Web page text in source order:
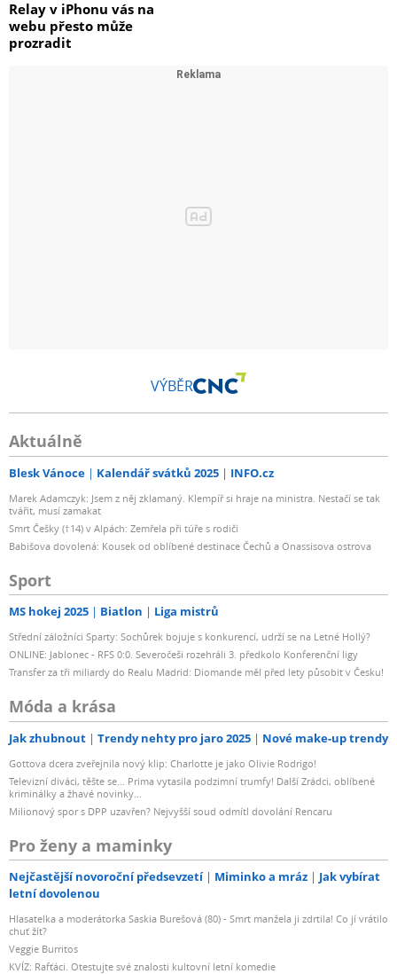
Relay v iPhonu vás na
webu přesto může
prozradit
VÝBĚR
Aktuálně
Blesk Vánoce Kalendář svátků 2025 INFO.cz
Marek Adamczyk: Jsem z něj zklamaný. Klempíř si hraje na ministra. Nestačí se tak
tvářit, musí zamakat
Smrt Češky (†14) v Alpách: Zemřela při túře s rodiči
Babišova dovolená: Kousek od oblíbené destinace Čechů a Onassisova ostrova
Sport
MS hokej 2025 Biatlon Liga mistrů
Střední záložníci Sparty: Sochůrek bojuje s konkurencí, udrží se na Letné Hollý?
ONLINE: Jablonec - RFS 0:0. Severočeši rozehráli 3. předkolo Konferenční ligy
Transfer za tři miliardy do Realu Madrid: Diomande měl před lety působit v Česku!
Móda a krása
Jak zhubnout Trendy nehty pro jaro 2025 Nové make-up trendy
Gottova dcera zveřejnila nový klip: Charlotte je jako Olivie Rodrigo!
Televizní diváci, těšte se... Prima vytasila podzimní trumfy! Další Zrádci, oblíbené
kriminálky a žhavé novinky...
Milionový spor s DPP uzavřen? Nejvyšší soud odmítl dovolání Rencaru
Pro ženy a maminky
Nejčastější novoroční předsevzetí Miminko a mráz
Jak vybírat
letní dovolenou
Hlasatelka a moderátorka Saskia Burešová (80) - Smrt manžela ji zdrtila! Co jí vrátilo
chuť žít?
Veggie Burritos
KVÍZ: Rafťáci. Otestujte své znalosti kultovní letní komedie